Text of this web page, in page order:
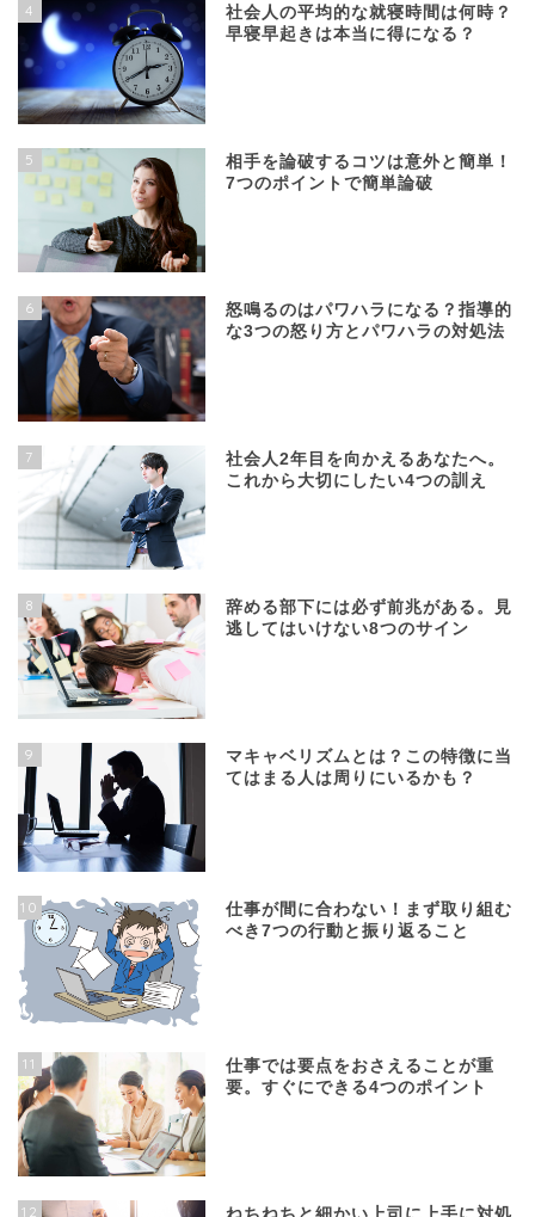
4
社会人の平均的な就寝時間は何時？
早寝早起きは本当に得になる？
5
相手を論破するコツは意外と簡単！
7つのポイントで簡単論破
6
怒鳴るのはパワハラになる？指導的
な3つの怒り方とパワハラの対処法
7
社会人2年目を向かえるあなたへ。
これから大切にしたい4つの訓え
8
辞める部下には必ず前兆がある。見
逃してはいけない8つのサイン
9
マキャベリズムとは？この特徴に当
てはまる人は周りにいるかも？
10
仕事が間に合わない！まず取り組む
べき7つの行動と振り返ること
11
仕事では要点をおさえることが重
要。すぐにできる4つのポイント
12